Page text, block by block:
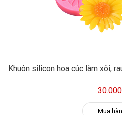
Khuôn silicon hoa cúc làm xôi,
Mua